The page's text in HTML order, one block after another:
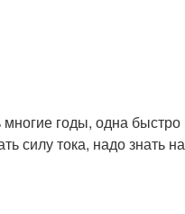
годы, одна
силу тока, надо знать